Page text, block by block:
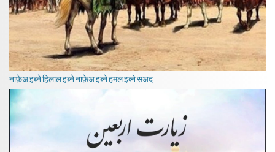
नाफ़ेअ इब्ने हिलाल इब्ने नाफ़ेअ इब्ने हमल इब्ने सअद